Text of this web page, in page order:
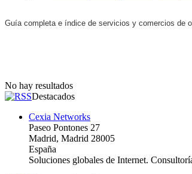
Guía completa e índice de servicios y comercios de
No hay resultados
Destacados
Cexia Networks
Paseo Pontones 27
Madrid, Madrid 28005
España
Soluciones globales de Internet.